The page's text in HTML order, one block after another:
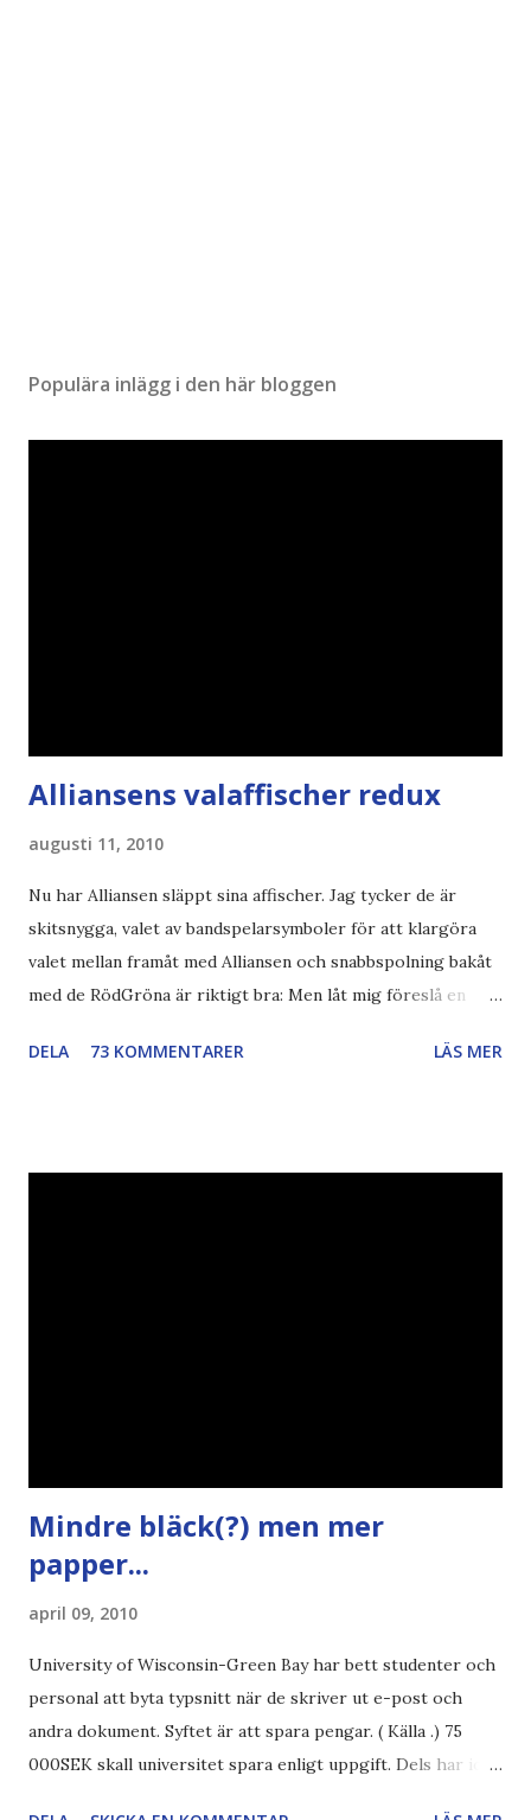
Populära inlägg i den här bloggen
Alliansens valaffischer redux
augusti 11, 2010
Nu har Alliansen släppt sina affischer. Jag tycker de är
skitsnygga, valet av bandspelarsymboler för att klargöra
valet mellan framåt med Alliansen och snabbspolning bakåt
med de RödGröna är riktigt bra: Men låt mig föreslå en
Piratpartiet FRA-lagen Kultur Upphovsrätten //Zac,
DELA 73 KOMMENTARER LÄS MER
Mindre bläck(?) men mer
papper...
april 09, 2010
University of Wisconsin-Green Bay har bett studenter och
personal att byta typsnitt när de skriver ut e-post och
andra dokument. Syftet är att spara pengar. ( Källa .) 75
000SEK skall universitet spara enligt uppgift. Dels har iofs